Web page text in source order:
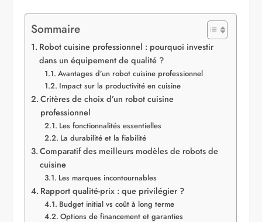
Sommaire
Robot cuisine professionnel : pourquoi investir
dans un équipement de qualité ?
Avantages d’un robot cuisine professionnel
Impact sur la productivité en cuisine
Critères de choix d’un robot cuisine
professionnel
Les fonctionnalités essentielles
La durabilité et la fiabilité
Comparatif des meilleurs modèles de robots de
cuisine
Les marques incontournables
Rapport qualité-prix : que privilégier ?
Budget initial vs coût à long terme
Options de financement et garanties